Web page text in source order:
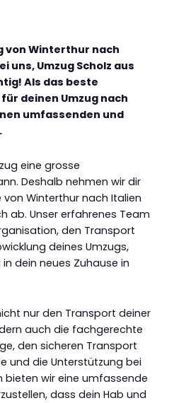
von Winterthur nach
uns, Umzug Scholz aus
Als das beste
deinen Umzug nach
umfassenden und
eine grosse
Deshalb nehmen wir dir
von Winterthur nach Italien
ab. Unser erfahrenes Team
den Transport
deines Umzugs,
dein neues Zuhause in
nur den Transport deiner
auch die fachgerechte
den sicheren Transport
und die Unterstützung bei
wir eine umfassende
dass dein Hab und